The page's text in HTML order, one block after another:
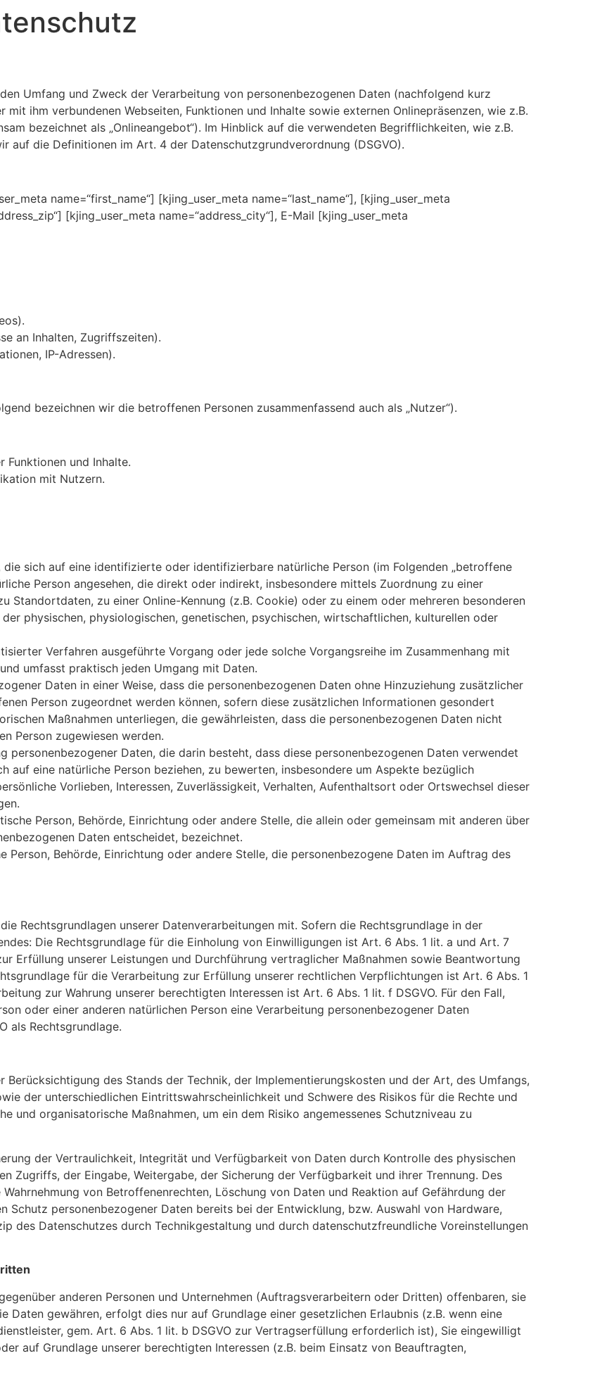
Umfang und Zweck der Verarbeitung von personenbezogenen Daten (nachfolgend kurz
mit ihm verbundenen Webseiten, Funktionen und Inhalte sowie externen Onlinepräsenzen, wie z.B.
bezeichnet als „Onlineangebot“). Im Hinblick auf die verwendeten Begrifflichkeiten, wie z.B.
auf die Definitionen im Art. 4 der Datenschutzgrundverordnung (DSGVO).
name=“first_name“] [kjing_user_meta name=“last_name“], [kjing_user_meta
[kjing_user_meta name=“address_city“], E-Mail [kjing_user_meta
an Inhalten, Zugriffszeiten).
IP-Adressen).
bezeichnen wir die betroffenen Personen zusammenfassend auch als „Nutzer“).
Funktionen und Inhalte.
mit Nutzern.
die sich auf eine identifizierte oder identifizierbare natürliche Person (im Folgenden „betroffene
Person angesehen, die direkt oder indirekt, insbesondere mittels Zuordnung zu einer
Standortdaten, zu einer Online-Kennung (z.B. Cookie) oder zu einem oder mehreren besonderen
physischen, physiologischen, genetischen, psychischen, wirtschaftlichen, kulturellen oder
Verfahren ausgeführte Vorgang oder jede solche Vorgangsreihe im Zusammenhang mit
umfasst praktisch jeden Umgang mit Daten.
Daten in einer Weise, dass die personenbezogenen Daten ohne Hinzuziehung zusätzlicher
Person zugeordnet werden können, sofern diese zusätzlichen Informationen gesondert
Maßnahmen unterliegen, die gewährleisten, dass die personenbezogenen Daten nicht
Person zugewiesen werden.
personenbezogener Daten, die darin besteht, dass diese personenbezogenen Daten verwendet
auf eine natürliche Person beziehen, zu bewerten, insbesondere um Aspekte bezüglich
Vorlieben, Interessen, Zuverlässigkeit, Verhalten, Aufenthaltsort oder Ortswechsel dieser
Person, Behörde, Einrichtung oder andere Stelle, die allein oder gemeinsam mit anderen über
Daten entscheidet, bezeichnet.
Person, Behörde, Einrichtung oder andere Stelle, die personenbezogene Daten im Auftrag des
Rechtsgrundlagen unserer Datenverarbeitungen mit. Sofern die Rechtsgrundlage in der
Die Rechtsgrundlage für die Einholung von Einwilligungen ist Art. 6 Abs. 1 lit. a und Art. 7
Erfüllung unserer Leistungen und Durchführung vertraglicher Maßnahmen sowie Beantwortung
für die Verarbeitung zur Erfüllung unserer rechtlichen Verpflichtungen ist Art. 6 Abs. 1
zur Wahrung unserer berechtigten Interessen ist Art. 6 Abs. 1 lit. f DSGVO. Für den Fall,
oder einer anderen natürlichen Person eine Verarbeitung personenbezogener Daten
als Rechtsgrundlage.
des Stands der Technik, der Implementierungskosten und der Art, des Umfangs,
der unterschiedlichen Eintrittswahrscheinlichkeit und Schwere des Risikos für die Rechte und
und organisatorische Maßnahmen, um ein dem Risiko angemessenes Schutzniveau zu
der Vertraulichkeit, Integrität und Verfügbarkeit von Daten durch Kontrolle des physischen
Zugriffs, der Eingabe, Weitergabe, der Sicherung der Verfügbarkeit und ihrer Trennung. Des
von Betroffenenrechten, Löschung von Daten und Reaktion auf Gefährdung der
Schutz personenbezogener Daten bereits bei der Entwicklung, bzw. Auswahl von Hardware,
des Datenschutzes durch Technikgestaltung und durch datenschutzfreundliche Voreinstellungen
anderen Personen und Unternehmen (Auftragsverarbeitern oder Dritten) offenbaren, sie
gewähren, erfolgt dies nur auf Grundlage einer gesetzlichen Erlaubnis (z.B. wenn eine
gem. Art. 6 Abs. 1 lit. b DSGVO zur Vertragserfüllung erforderlich ist), Sie eingewilligt
auf Grundlage unserer berechtigten Interessen (z.B. beim Einsatz von Beauftragten,